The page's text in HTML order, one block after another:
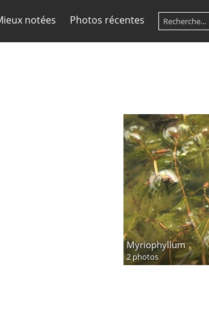
notées Photos récentes
Myriophyllum
2 photos